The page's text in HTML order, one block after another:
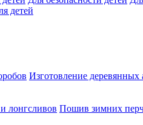
детей
Изготовление деревянных
лонгсливов Пошив зимних